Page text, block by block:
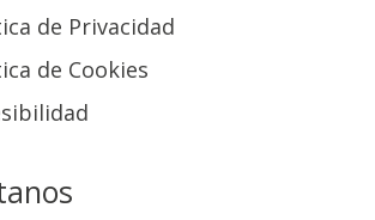
de Privacidad
de Cookies